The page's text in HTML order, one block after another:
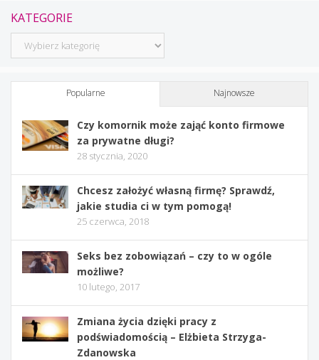
KATEGORIE
Kategorie
Popularne Najnowsze
Czy komornik może zająć konto firmowe
za prywatne długi?
28 stycznia, 2020
Chcesz założyć własną firmę? Sprawdź,
jakie studia ci w tym pomogą!
25 czerwca, 2018
Seks bez zobowiązań – czy to w ogóle
możliwe?
10 lutego, 2017
Zmiana życia dzięki pracy z
podświadomością – Elżbieta Strzyga-
Zdanowska